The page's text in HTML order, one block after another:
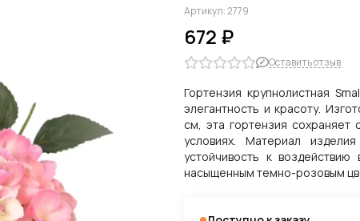
Артикул:2779
672 ₽
Оставить отзыв
Гортензия крупнолистная
элегантность и красоту.
см, эта гортензия
условиях. Материал
устойчивость к
насыщенным темно-розовым